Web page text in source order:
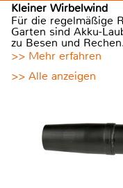
Kleiner Wirbelwind
Für die regelmäßige
Garten sind Akku-
zu Besen und Rechen.
>> Mehr erfahren
>> Alle anzeigen